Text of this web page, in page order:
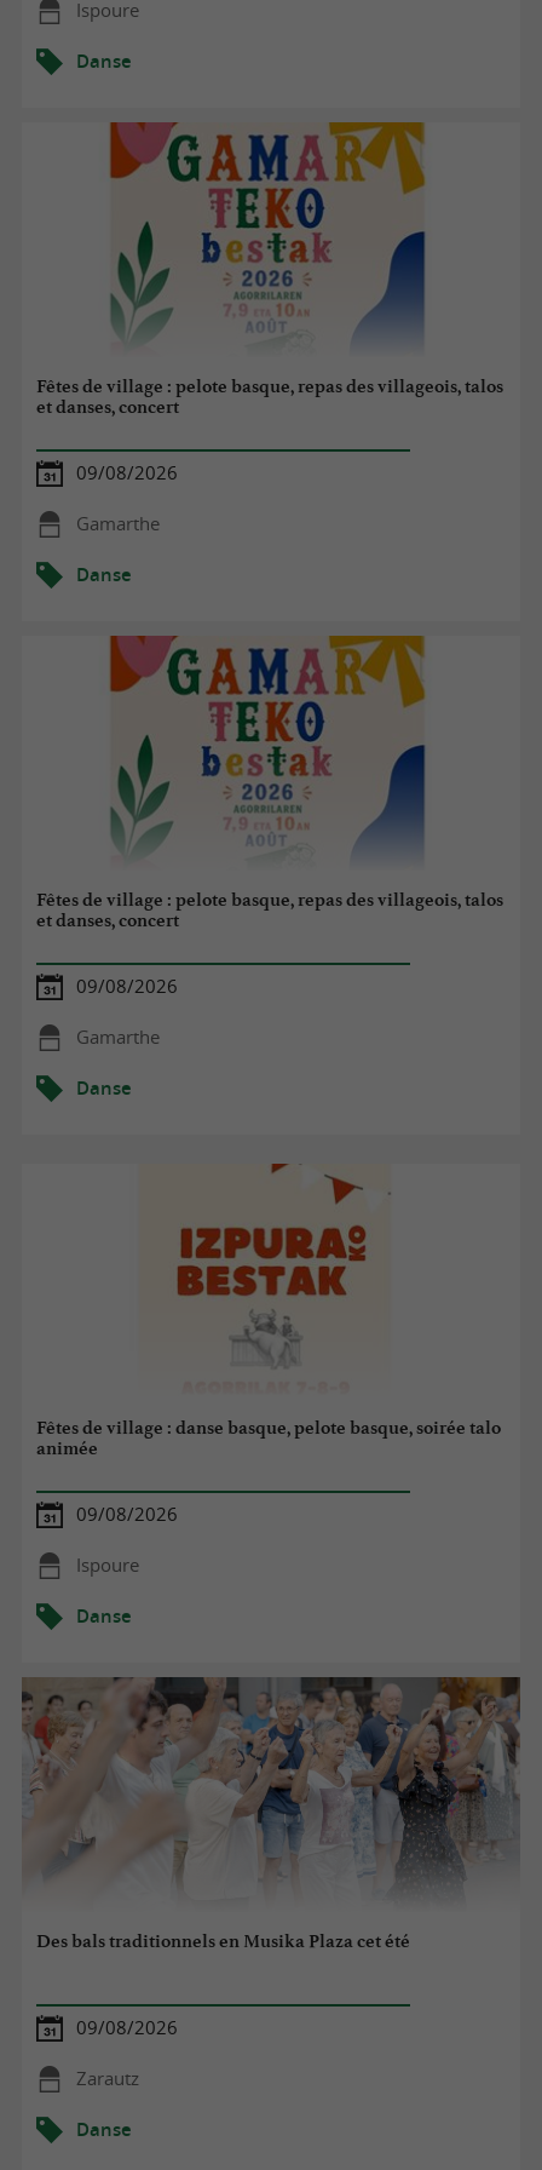
Ispoure
Danse
Fêtes de village : pelote basque, repas des villageois, talos
et danses, concert
09/08/2026
Gamarthe
Danse
Fêtes de village : pelote basque, repas des villageois, talos
et danses, concert
09/08/2026
Gamarthe
Danse
Fêtes de village : danse basque, pelote basque, soirée talo
animée
09/08/2026
Ispoure
Danse
Des bals traditionnels en Musika Plaza cet été
09/08/2026
Zarautz
Danse